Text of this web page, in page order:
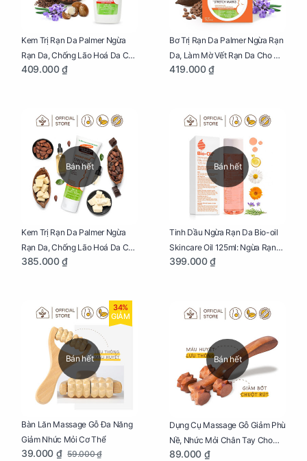
Kem Trị Rạn Da Palmer Ngừa
Rạn Da, Chống Lão Hoá Da Cho
Mẹ Bầu Chai 250ml
409.000 ₫
Bơ Trị Rạn Da Palmer Ngừa Rạn
Da, Làm Mờ Vết Rạn Da Cho Mẹ
Bầu Hũ 125g
419.000 ₫
Bán hết
Kem Trị Rạn Da Palmer Ngừa
Rạn Da, Chống Lão Hoá Da Cho
Mẹ Bầu Tuýp 125g
385.000 ₫
Bán hết
Tinh Dầu Ngừa Rạn Da Bio-oil
Skincare Oil 125ml: Ngừa Rạn
Da, Chăm Sóc Da Toàn Diện
399.000 ₫
Bán hết
34%
GIẢM
Bàn Lăn Massage Gỗ Đa Năng
Giảm Nhức Mỏi Cơ Thể
39.000 ₫ 59.000 ₫
Bán hết
Dụng Cụ Massage Gỗ Giảm Phù
Nề, Nhức Mỏi Chân Tay Cho
Mẹ Bầu
89.000 ₫